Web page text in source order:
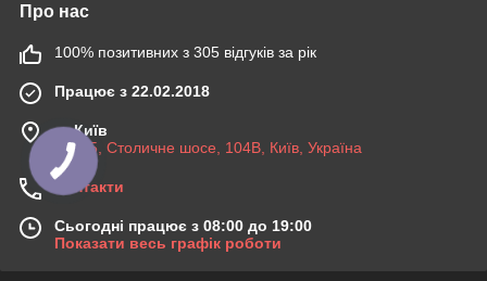
Про нас
100% позитивних з 305 відгуків за рік
Працює з 22.02.2018
м. Київ
03045, Столичне шосе, 104B, Київ, Україна
Контакти
Сьогодні працює з 08:00 до 19:00
Показати весь графік роботи